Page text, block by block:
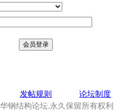
发帖规则 论坛制度
钢结构论坛.永久保留所有权利